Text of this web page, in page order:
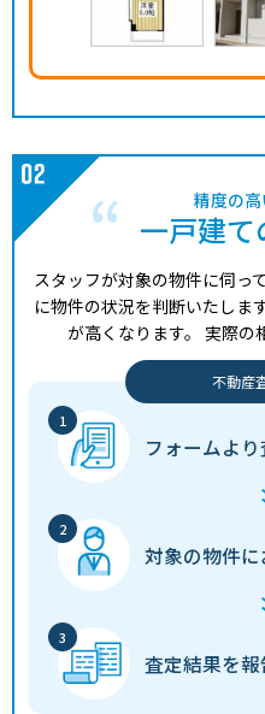
精度の
一戸建
スタッフが対象の物件に伺っ
に物件の状況を判断いたしま
が高くなります。 実際の
不動産
フォームより
対象の物件に
査定結果を報